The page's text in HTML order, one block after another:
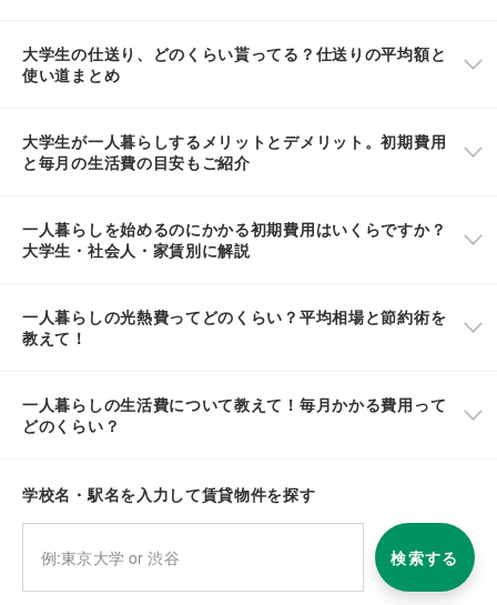
大学生の仕送り、どのくらい貰ってる？仕送りの平均額と
使い道まとめ
大学生が一人暮らしするメリットとデメリット。初期費用
と毎月の生活費の目安もご紹介
一人暮らしを始めるのにかかる初期費用はいくらですか？
大学生・社会人・家賃別に解説
一人暮らしの光熱費ってどのくらい？平均相場と節約術を
教えて！
一人暮らしの生活費について教えて！毎月かかる費用って
どのくらい？
学校名・駅名を入力して賃貸物件を探す
検索する